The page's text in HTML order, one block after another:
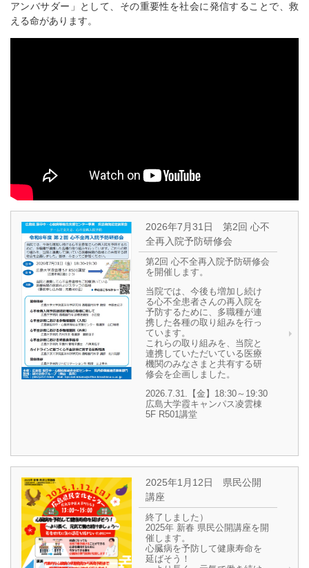
アンバサダー」として、その重要性を社会に発信することで、救
える命があります。
2026年7月31日 第2回 心不
全再入院予防研修会
第2回 心不全再入院予防研修会
を開催します。
当院では、今後も増加し続け
る心不全患者さんの再入院を
予防するために、多職種が連
携した各種の取り組みを行っ
ています。
これらの取り組みを、当院と
連携していただいている医療
機関のみなさまと共有する研
修会を企画しました。
2026.7.31.【金】18:30～19:30
広島大学霞キャンパス凌雲棟
5F R501講堂
2025年1月12日 県民公開
講座
終了しました）
2025年 新春 県民公開講座を開
催します。
心臓病を予防して健康寿命を
延ばそう！